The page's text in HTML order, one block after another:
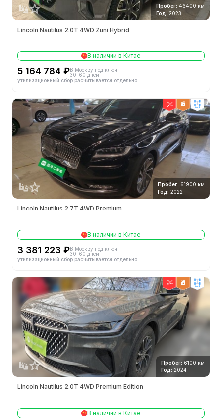
Пробег: 46400 км
Год: 2023
Lincoln Nautilus 2.0T 4WD Zuni Hybrid
В наличии в Китае
5 164 784 ₽В Москву под ключ
30-60 дней
утилизационный сбор расчитывается отдельно
4wd
Пробег: 61900 км
Год: 2022
Lincoln Nautilus 2.7T 4WD Premium
В наличии в Китае
3 381 223 ₽В Москву под ключ
30-60 дней
утилизационный сбор расчитывается отдельно
4wd
Пробег: 6100 км
Год: 2024
Lincoln Nautilus 2.0T 4WD Premium Edition
В наличии в Китае